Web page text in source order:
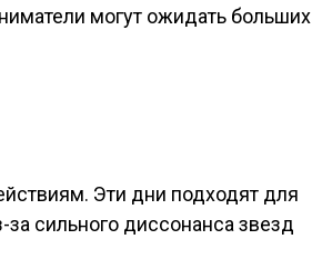
могут ожидать больших
Эти дни подходят для
сильного диссонанса звезд